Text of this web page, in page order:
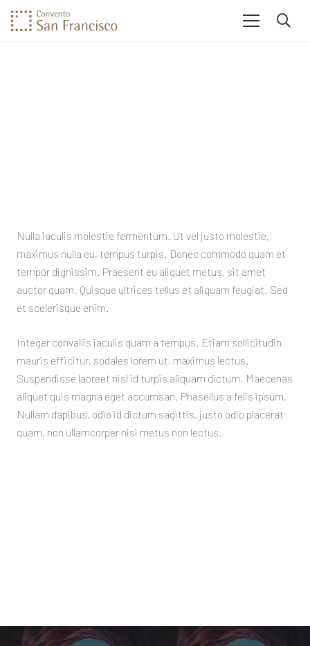
Nulla iaculis molestie fermentum. Ut vel justo molestie,
maximus nulla eu, tempus turpis. Donec commodo quam et
tempor dignissim. Praesent eu aliquet metus, sit amet
auctor quam. Quisque ultrices tellus et aliquam feugiat. Sed
et scelerisque enim.
Integer convallis iaculis quam a tempus. Etiam sollicitudin
mauris efficitur, sodales lorem ut, maximus lectus.
Suspendisse laoreet nisl id turpis aliquam dictum. Maecenas
aliquet quis magna eget accumsan. Phasellus a felis ipsum.
Nullam dapibus, odio id dictum sagittis, justo odio placerat
quam, non ullamcorper nisi metus non lectus.